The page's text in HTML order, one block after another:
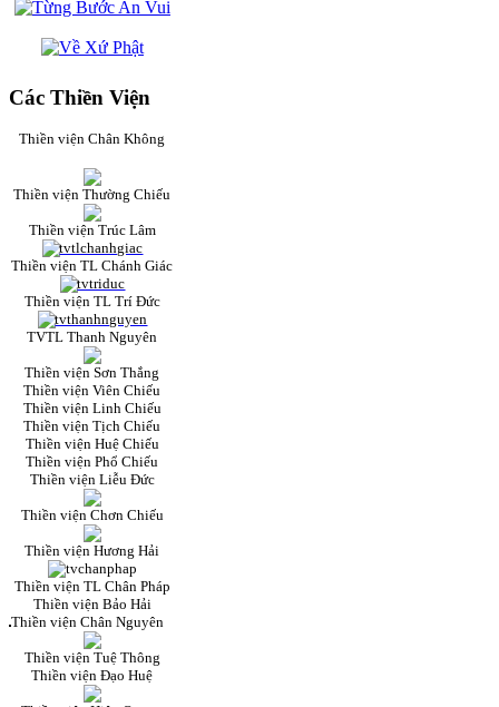
Các Thiền Viện
Thiền viện Chân Không
Thiền viện Thường Chiếu
Thiền viện Trúc Lâm
Thiền viện TL Chánh Giác
Thiền viện TL Trí Đức
TVTL Thanh Nguyên
Thiền viện Sơn Thắng
Thiền viện Viên Chiếu
Thiền viện Linh Chiếu
Thiền viện Tịch Chiếu
Thiền viện Huệ Chiếu
Thiền viện Phổ Chiếu
Thiền viện Liễu Đức
Thiền viện Chơn Chiếu
Thiền viện Hương Hải
Thiền viện TL Chân Pháp
Thiền viện Bảo Hải
Thiền viện Chân Nguyên
Thiền viện Tuệ Thông
Thiền viện Đạo Huệ